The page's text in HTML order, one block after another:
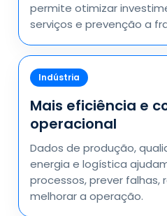
permite otimizar
serviços e prevenção a
Indústria
Mais eficiência e
operacional
Dados de produção,
energia e logística
processos, prever falhas,
melhorar a operação.